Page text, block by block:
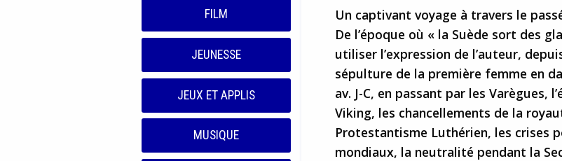
FILM
JEUNESSE
JEUX ET APPLIS
MUSIQUE
Un captivant voyage à travers le
De l’époque où « la Suède sort des
utiliser l’expression de l’auteur,
sépulture de la première femme en
av. J-C, en passant par les Varègues,
Viking, les chancellements de la
Protestantisme Luthérien, les crises
mondiaux, la neutralité pendant la